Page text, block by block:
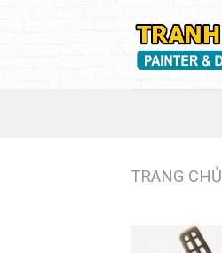
TRANG CHỦ